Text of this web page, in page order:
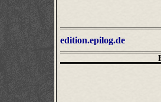
edition.epilog.de